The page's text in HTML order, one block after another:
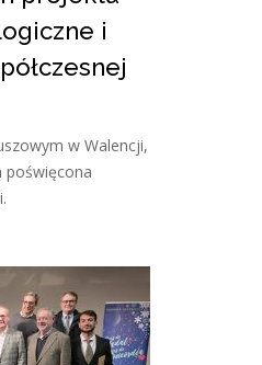
i
w Walencji,
poświęcona